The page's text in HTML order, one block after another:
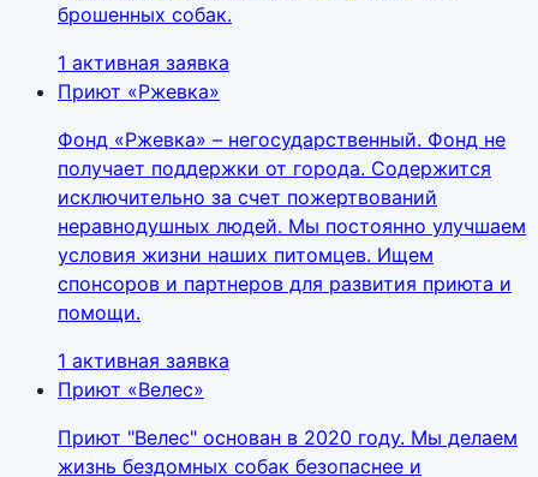
брошенных собак.
1 активная заявка
Приют «Ржевка»
Фонд «Ржевка» – негосударственный. Фонд не
получает поддержки от города. Содержится
исключительно за счет пожертвований
неравнодушных людей. Мы постоянно улучшаем
условия жизни наших питомцев. Ищем
спонсоров и партнеров для развития приюта и
помощи.
1 активная заявка
Приют «Велес»
Приют "Велес" основан в 2020 году. Мы делаем
жизнь бездомных собак безопаснее и